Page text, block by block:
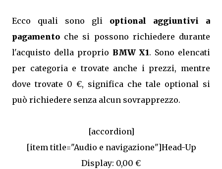
Ecco quali sono gli optional aggiuntivi a
pagamento che si possono richiedere durante
l'acquisto della proprio BMW X1. Sono elencati
per categoria e trovate anche i prezzi, mentre
dove trovate 0 €, significa che tale optional si
può richiedere senza alcun sovrapprezzo.
[accordion]
[item title="Audio e navigazione"]Head-Up
Display: 0,00 €